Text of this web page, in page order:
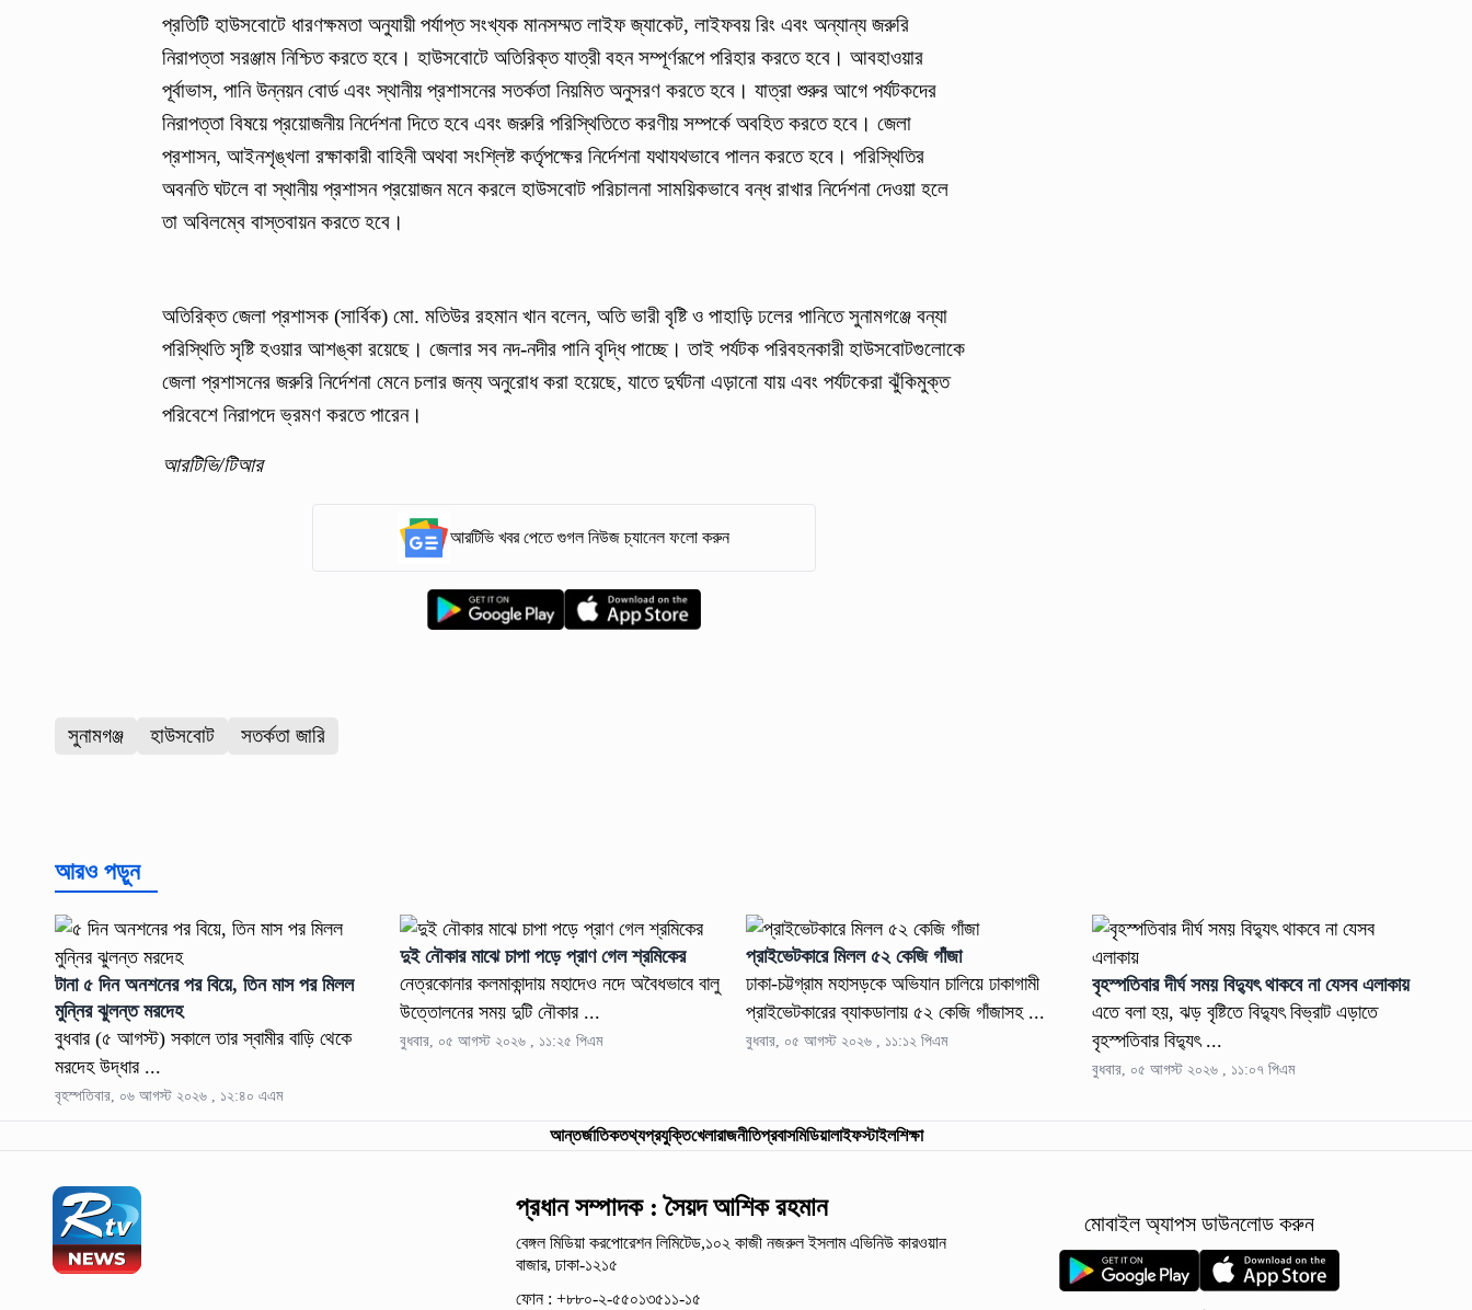
প্রতিটি হাউসবোটে ধারণক্ষমতা অনুযায়ী পর্যাপ্ত সংখ্যক মানসম্মত লাইফ জ্যাকেট, লাইফবয় রিং এবং অন্যান্য জরুরি
নিরাপত্তা সরঞ্জাম নিশ্চিত করতে হবে। হাউসবোটে অতিরিক্ত যাত্রী বহন সম্পূর্ণরূপে পরিহার করতে হবে। আবহাওয়ার
পূর্বাভাস, পানি উন্নয়ন বোর্ড এবং স্থানীয় প্রশাসনের সতর্কতা নিয়মিত অনুসরণ করতে হবে। যাত্রা শুরুর আগে পর্যটকদের
নিরাপত্তা বিষয়ে প্রয়োজনীয় নির্দেশনা দিতে হবে এবং জরুরি পরিস্থিতিতে করণীয় সম্পর্কে অবহিত করতে হবে। জেলা
প্রশাসন, আইনশৃঙ্খলা রক্ষাকারী বাহিনী অথবা সংশ্লিষ্ট কর্তৃপক্ষের নির্দেশনা যথাযথভাবে পালন করতে হবে। পরিস্থিতির
অবনতি ঘটলে বা স্থানীয় প্রশাসন প্রয়োজন মনে করলে হাউসবোট পরিচালনা সাময়িকভাবে বন্ধ রাখার নির্দেশনা দেওয়া হলে
তা অবিলম্বে বাস্তবায়ন করতে হবে।
অতিরিক্ত জেলা প্রশাসক (সার্বিক) মো. মতিউর রহমান খান বলেন, অতি ভারী বৃষ্টি ও পাহাড়ি ঢলের পানিতে সুনামগঞ্জে বন্যা
পরিস্থিতি সৃষ্টি হওয়ার আশঙ্কা রয়েছে। জেলার সব নদ-নদীর পানি বৃদ্ধি পাচ্ছে। তাই পর্যটক পরিবহনকারী হাউসবোটগুলোকে
জেলা প্রশাসনের জরুরি নির্দেশনা মেনে চলার জন্য অনুরোধ করা হয়েছে, যাতে দুর্ঘটনা এড়ানো যায় এবং পর্যটকেরা ঝুঁকিমুক্ত
পরিবেশে নিরাপদে ভ্রমণ করতে পারেন।
আরটিভি/টিআর
আরটিভি খবর পেতে গুগল নিউজ চ্যানেল ফলো করুন
সুনামগঞ্জ হাউসবোট সতর্কতা জারি
আরও পড়ুন
টানা ৫ দিন অনশনের পর বিয়ে, তিন মাস পর মিলল
মুন্নির ঝুলন্ত মরদেহ
বুধবার (৫ আগস্ট) সকালে তার স্বামীর বাড়ি থেকে
মরদেহ উদ্ধার ...
বৃহস্পতিবার, ০৬ আগস্ট ২০২৬ , ১২:৪০ এএম
দুই নৌকার মাঝে চাপা পড়ে প্রাণ গেল শ্রমিকের
নেত্রকোনার কলমাকান্দায় মহাদেও নদে অবৈধভাবে বালু
উত্তোলনের সময় দুটি নৌকার ...
বুধবার, ০৫ আগস্ট ২০২৬ , ১১:২৫ পিএম
প্রাইভেটকারে মিলল ৫২ কেজি গাঁজা
ঢাকা-চট্টগ্রাম মহাসড়কে অভিযান চালিয়ে ঢাকাগামী
প্রাইভেটকারের ব্যাকডালায় ৫২ কেজি গাঁজাসহ ...
বুধবার, ০৫ আগস্ট ২০২৬ , ১১:১২ পিএম
বৃহস্পতিবার দীর্ঘ সময় বিদ্যুৎ থাকবে না যেসব এলাকায়
এতে বলা হয়, ঝড় বৃষ্টিতে বিদ্যুৎ বিভ্রাট এড়াতে
বৃহস্পতিবার বিদ্যুৎ ...
বুধবার, ০৫ আগস্ট ২০২৬ , ১১:০৭ পিএম
আন্তর্জাতিকতথ্যপ্রযুক্তিখেলারাজনীতিপ্রবাসমিডিয়ালাইফস্টাইলশিক্ষা
প্রধান সম্পাদক : সৈয়দ আশিক রহমান
বেঙ্গল মিডিয়া করপোরেশন লিমিটেড,১০২ কাজী নজরুল ইসলামএভিনিউ কারওয়ান
বাজার, ঢাকা-১২১৫
ফোন : +৮৮০-২-৫৫০১৩৫১১-১৫
মোবাইল অ্যাপস ডাউনলোড করুন